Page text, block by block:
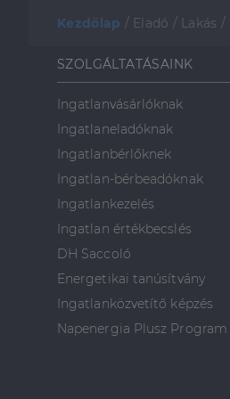
Kezdőlap / Eladó / Lakás /
SZOLGÁLTATÁSAINK
Ingatlanvásárlóknak
Ingatlaneladóknak
Ingatlanbérlőknek
Ingatlan-bérbeadóknak
Ingatlankezelés
Ingatlan értékbecslés
DH Saccoló
Energetikai tanúsítvány
Ingatlanközvetítő képzés
Napenergia Plusz Program